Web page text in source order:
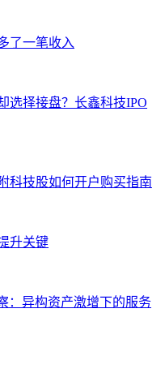
了一笔收入
选择接盘？长鑫科技IPO
科技股如何开户购买指南
升关键
：异构资产激增下的服务